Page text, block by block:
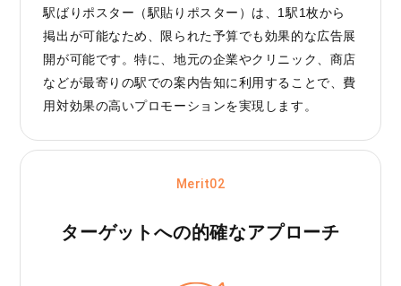
駅ばりポスター（駅貼りポスター）は、1駅1枚から
掲出が可能なため、限られた予算でも効果的な広告展
開が可能です。特に、地元の企業やクリニック、商店
などが最寄りの駅での案内告知に利用することで、費
用対効果の高いプロモーションを実現します。
Merit02
ターゲットへの的確なアプローチ